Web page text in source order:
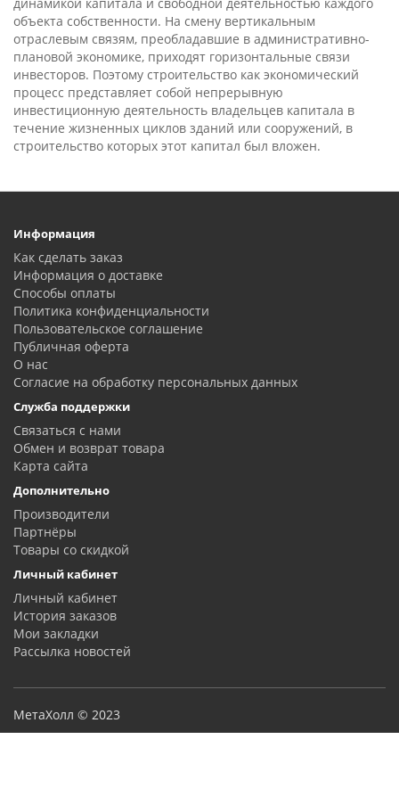
динамикой капитала и свободной деятельностью каждого
объекта собственности. На смену вертикальным
отраслевым связям, преобладавшие в административно-
плановой экономике, приходят горизонтальные связи
инвесторов. Поэтому строительство как экономический
процесс представляет собой непрерывную
инвестиционную деятельность владельцев капитала в
течение жизненных циклов зданий или сооружений, в
строительство которых этот капитал был вложен.
Информация
Как сделать заказ
Информация о доставке
Способы оплаты
Политика конфиденциальности
Пользовательское соглашение
Публичная оферта
О нас
Согласие на обработку персональных данных
Служба поддержки
Связаться с нами
Обмен и возврат товара
Карта сайта
Дополнительно
Производители
Партнёры
Товары со скидкой
Личный кабинет
Личный кабинет
История заказов
Мои закладки
Рассылка новостей
МетаХолл © 2023